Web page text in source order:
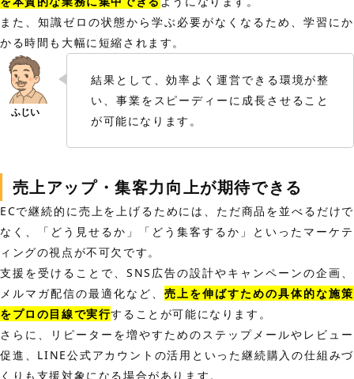
また、知識ゼロの状態から学ぶ必要がなくなるため、学習にか
かる時間も大幅に短縮されます。
結果として、効率よく運営できる環境が整
い、事業をスピーディーに成長させること
が可能になります。
売上アップ・集客力向上が期待できる
ECで継続的に売上を上げるためには、ただ商品を並べるだけで
なく、「どう見せるか」「どう集客するか」といったマーケテ
ィングの視点が不可欠です。
支援を受けることで、SNS広告の設計やキャンペーンの企画、
メルマガ配信の最適化など、売上を伸ばすための具体的な施策
をプロの目線で実行することが可能になります。
さらに、リピーターを増やすためのステップメールやレビュー
促進、LINE公式アカウントの活用といった継続購入の仕組みづ
くりも支援対象になる場合があります。